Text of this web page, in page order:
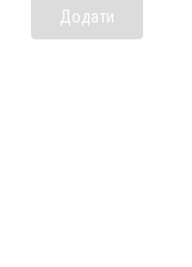
Додати